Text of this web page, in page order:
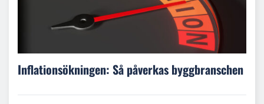
Inflationsökningen: Så påverkas byggbranschen